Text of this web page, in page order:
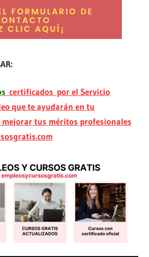
certificados por el Servicio
que te ayudarán en tu
mejorar tus méritos profesionales